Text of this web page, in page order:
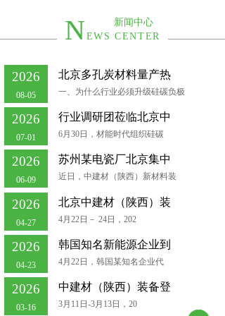
新闻中心
N EWS CENTER
2026
08-05
北京多孔炭材料量产热
一、为什么行业必须升级硅碳负极
2026
07-01
行业调研团莅临北京中
6月30日，材能时代组织硅碳
2026
06-09
苏州某电瓷厂北京集中
近日，中建材（陕西）新材料装
2026
04-27
北京中建材（陕西）装
4月22日－ 24日，202
2026
04-23
韩国知名新能源企业到
4月22日，韩国某知名企业代
2026
03-16
中建材（陕西）装备登
3月11日-3月13日，20